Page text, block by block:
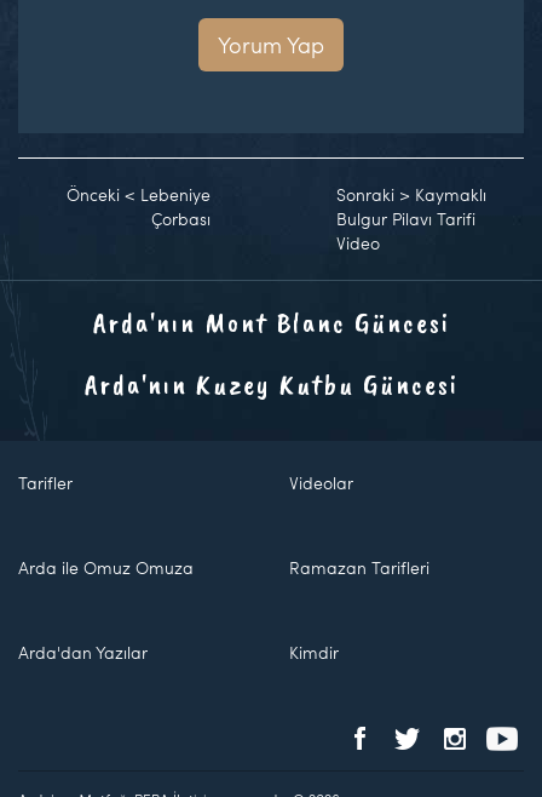
Yorum Yap
Önceki < Lebeniye
Çorbası
Sonraki > Kaymaklı
Bulgur Pilavı Tarifi
Video
Arda'nın Mont Blanc Güncesi
Arda'nın Kuzey Kutbu Güncesi
Tarifler Videolar
Arda ile Omuz Omuza Ramazan Tarifleri
Arda'dan Yazılar Kimdir